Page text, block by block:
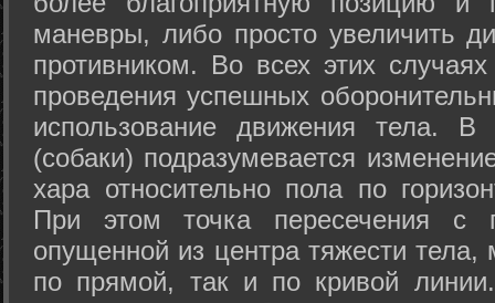
маневры, либо просто увеличить
противником. Во всех этих
проведения успешных
использование движения тела.
(собаки) подразумевается
хара относительно пола по
При этом точка пересечения с
опущенной из центра тяжести
по прямой, так и по кривой